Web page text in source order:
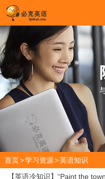
首页>学习资源>英语知识
【英语冷知识】“Paint the